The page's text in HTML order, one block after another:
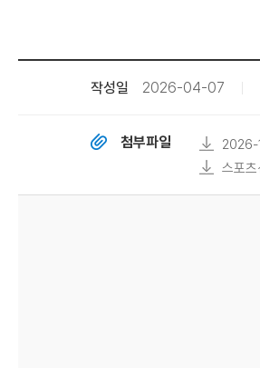
작성일 2026-04-07
첨부파일
2026-
스포